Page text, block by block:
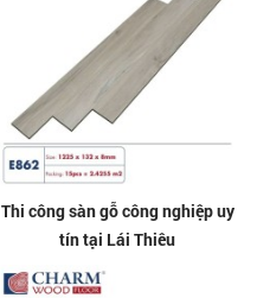
Thi công sàn gỗ công nghiệp uy
tín tại Lái Thiêu